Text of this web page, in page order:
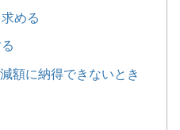
める
額に納得できないとき